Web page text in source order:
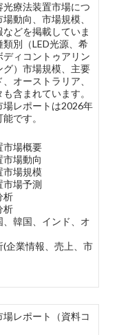
療法装置市場につ
動向、市場規模、
どを掲載していま
別（LED光源、希
ィコントゥアリン
）市場規模、主要
オーストラリア、
含まれています。
場レポートは2026年
です。
市場概要
市場動向
市場規模
市場予測
析
析
、韓国、インド、オ
(企業情報、売上、市
場レポート（資料コ